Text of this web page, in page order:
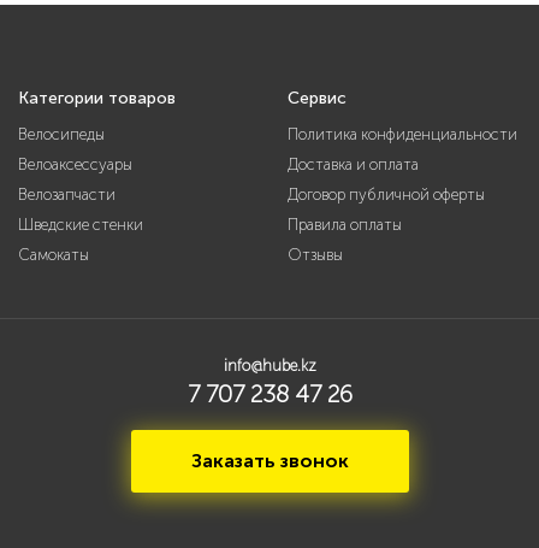
Категории товаров
Велосипеды
Велоаксессуары
Велозапчасти
Шведские стенки
Самокаты
Сервис
Политика конфиденциальности
Доставка и оплата
Договор публичной оферты
Правила оплаты
Отзывы
info@hube.kz
7 707 238 47 26
Заказать звонок